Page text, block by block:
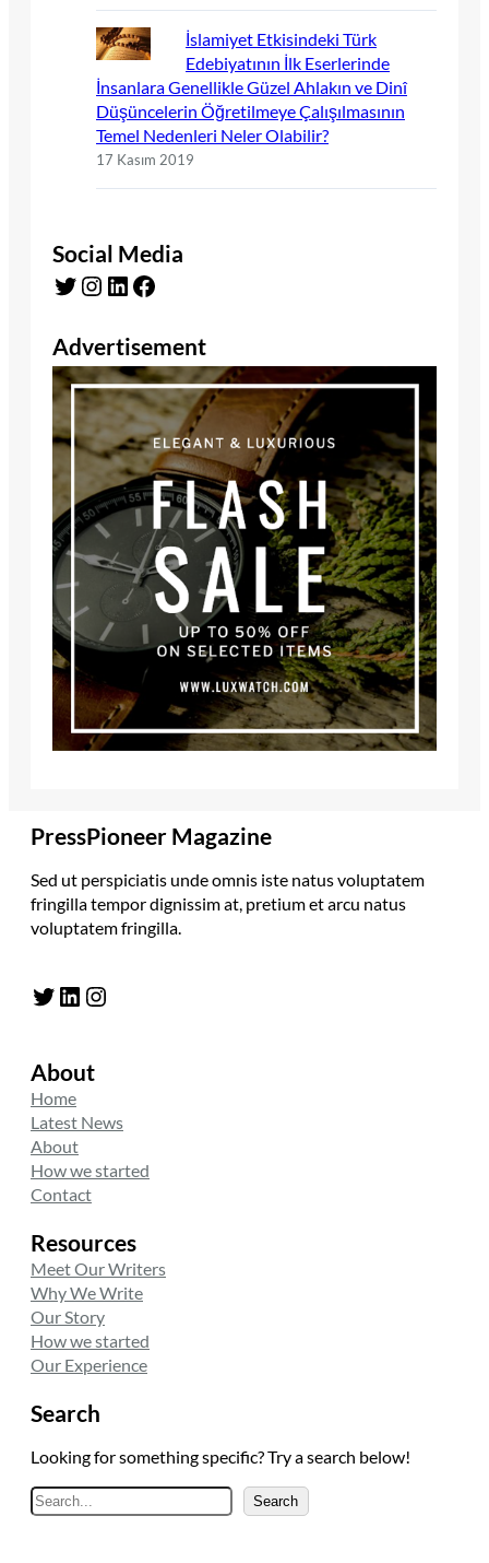
İslamiyet Etkisindeki Türk
Edebiyatının İlk Eserlerinde
İnsanlara Genellikle Güzel Ahlakın ve Dinî
Düşüncelerin Öğretilmeye Çalışılmasının
Temel Nedenleri Neler Olabilir?
17 Kasım 2019
Social Media
Twitter Instagram LinkedIn Facebook
Advertisement
PressPioneer Magazine
Sed ut perspiciatis unde omnis iste natus voluptatem
fringilla tempor dignissim at, pretium et arcu natus
voluptatem fringilla.
Twitter LinkedIn Instagram
About
Home
Latest News
About
How we started
Contact
Resources
Meet Our Writers
Why We Write
Our Story
How we started
Our Experience
Search
Looking for something specific? Try a search below!
A
r
Search